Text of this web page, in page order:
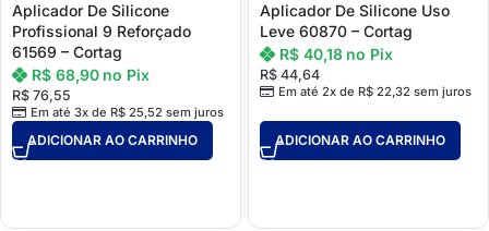
Aplicador De Silicone
Profissional 9 Reforçado
61569 – Cortag
R$ 76,55
Em até 3x de R$25,52sem juros
R$68,90 no Pix
ADICIONAR AO CARRINHO
Aplicador De Silicone Uso
Leve 60870 – Cortag
R$ 44,64
Em até 2x de R$22,32sem juros
R$40,18 no Pix
ADICIONAR AO CARRINHO